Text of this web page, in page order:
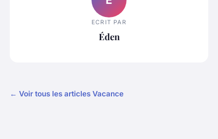
ECRIT PAR
Éden
← Voir tous les articles Vacance